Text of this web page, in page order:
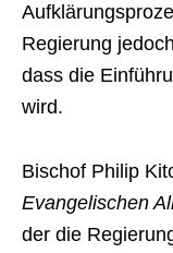
Regierung
dass die
wird.
Bischof Philip
Evangelischen
der die